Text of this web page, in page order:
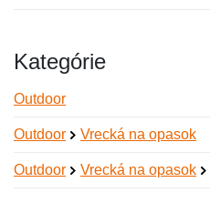
Kategórie
Outdoor
Outdoor Vrecká na opasok
Outdoor Vrecká na opasok